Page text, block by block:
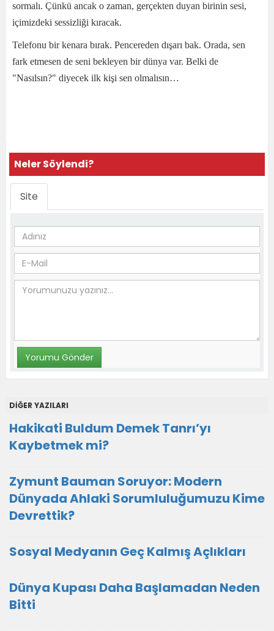
sormalı. Çünkü ancak o zaman, gerçekten duyan birinin sesi,
içimizdeki sessizliği kıracak.
Telefonu bir kenara bırak. Pencereden dışarı bak. Orada, sen
fark etmesen de seni bekleyen bir dünya var. Belki de
"Nasılsın?" diyecek ilk kişi sen olmalısın…
Neler Söylendi?
Site
DİĞER YAZILARI
Hakikati Buldum Demek Tanrı’yı
Kaybetmek mi?
Zymunt Bauman Soruyor: Modern
Dünyada Ahlaki Sorumluluğumuzu Kime
Devrettik?
Sosyal Medyanın Geç Kalmış Açlıkları
Dünya Kupası Daha Başlamadan Neden
Bitti